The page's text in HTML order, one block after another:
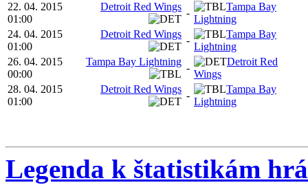
22. 04. 2015
01:00
Detroit Red Wings
-
Tampa Bay
Lightning
24. 04. 2015
01:00
Detroit Red Wings
-
Tampa Bay
Lightning
26. 04. 2015
00:00
Tampa Bay Lightning
-
Detroit Red
Wings
28. 04. 2015
01:00
Detroit Red Wings
-
Tampa Bay
Lightning
Legenda k štatistikám